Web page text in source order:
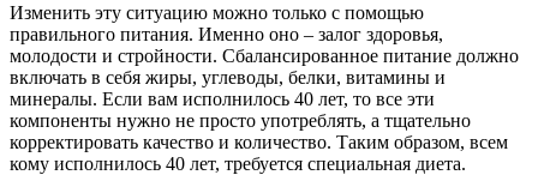
Изменить эту ситуацию можно только с помощью
правильного питания. Именно оно – залог здоровья,
молодости и стройности. Сбалансированное питание должно
включать в себя жиры, углеводы, белки, витамины и
минералы. Если вам исполнилось 40 лет, то все эти
компоненты нужно не просто употреблять, а тщательно
корректировать качество и количество. Таким образом, всем
кому исполнилось 40 лет, требуется специальная диета.